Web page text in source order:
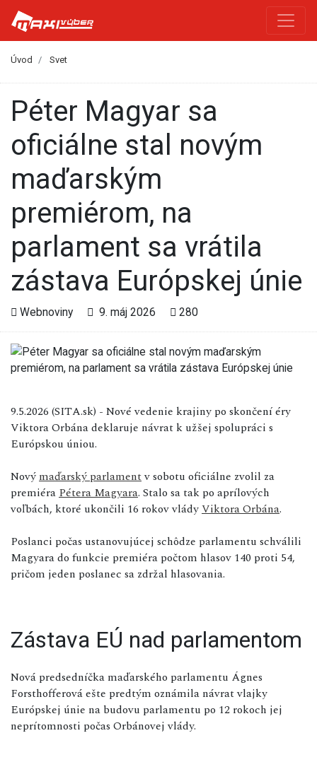
Úvod Svet
Péter Magyar sa
oficiálne stal novým
maďarským
premiérom, na
parlament sa vrátila
zástava Európskej únie
Webnoviny 9. máj 2026 280
9.5.2026 (SITA.sk) - Nové vedenie krajiny po skončení éry
Viktora Orbána deklaruje návrat k užšej spolupráci s
Európskou úniou.
Nový maďarský parlamentv sobotu oficiálne zvolil za
premiéra Pétera Magyara. Stalo sa tak po aprílových
voľbách, ktoré ukončili 16 rokov vládyViktora Orbána.
Poslanci počas ustanovujúcej schôdze parlamentu schválili
Magyara do funkcie premiéra počtom hlasov 140 proti 54,
pričom jeden poslanec sa zdržal hlasovania.
Zástava EÚ nad parlamentom
Nová predsedníčka maďarského parlamentu Ágnes
Forsthofferová ešte predtým oznámila návrat vlajky
Európskej únie na budovu parlamentu po 12 rokoch jej
neprítomnosti počas Orbánovej vlády.